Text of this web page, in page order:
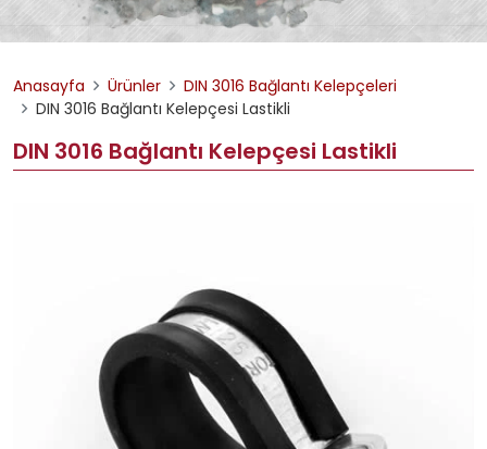
Anasayfa Ürünler
DIN 3016 Bağlantı Kelepçeleri
DIN 3016 Bağlantı Kelepçesi Lastikli
DIN 3016 Bağlantı Kelepçesi Lastikli